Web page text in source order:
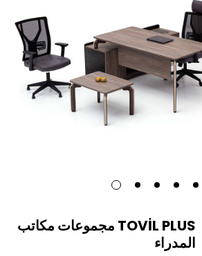
TOVİL PLUS مجموعات مكاتب
المدراء